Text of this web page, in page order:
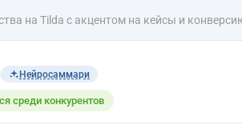
на Tilda с акцентом на кейсы и
Нейросаммари
среди конкурентов